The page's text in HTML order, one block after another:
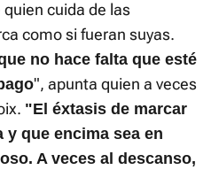
quien cuida de las
como si fueran suyas.
no hace falta que esté
", apunta quien a veces
"El éxtasis de marcar
que encima sea en
A veces al descanso,